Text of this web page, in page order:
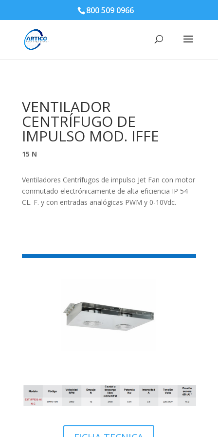
800 509 0966
VENTILADOR
CENTRÍFUGO DE
IMPULSO MOD. IFFE
15 N
Ventiladores Centrífugos de impulso Jet Fan con motor
conmutado electrónicamente de alta eficiencia IP 54
CL. F. y con entradas analógicas PWM y 0-10Vdc.